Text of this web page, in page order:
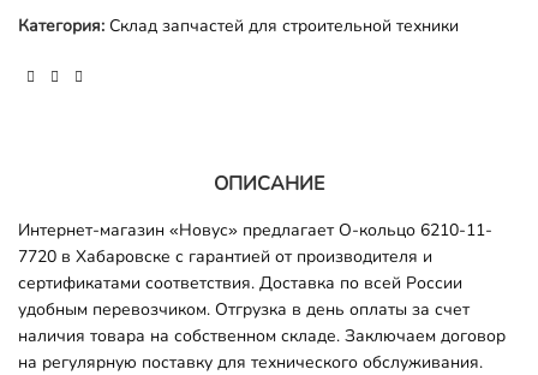
Категория: Склад запчастей для строительной техники
ОПИСАНИЕ
Интернет-магазин «Новус» предлагает О-кольцо 6210-11-
7720 в Хабаровске с гарантией от производителя и
сертификатами соответствия. Доставка по всей России
удобным перевозчиком. Отгрузка в день оплаты за счет
наличия товара на собственном складе. Заключаем договор
на регулярную поставку для технического обслуживания.